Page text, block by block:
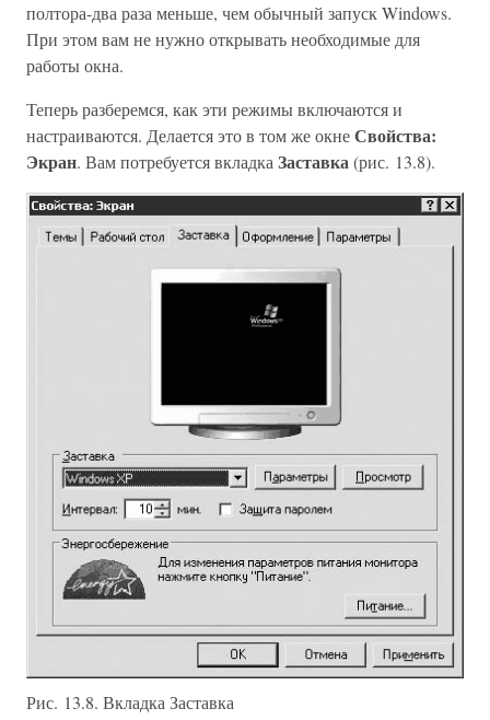
полтора-два раза меньше, чем обычный запуск Windows.
При этом вам не нужно открывать необходимые для
работы окна.
Теперь разберемся, как эти режимы включаются и
настраиваются. Делается это в том же окнеСвойства:
Экран. Вам потребуется вкладка Заставка(рис. 13.8).
Рис. 13.8. Вкладка Заставка